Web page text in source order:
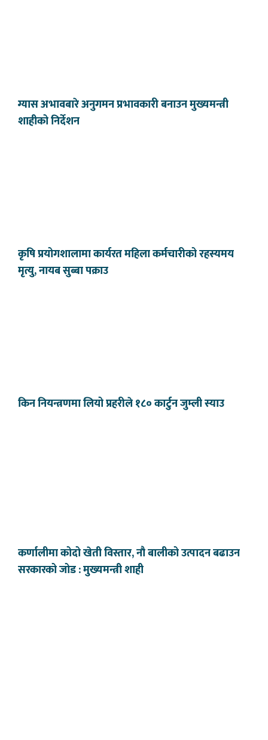
ग्यास अभावबारे अनुगमन प्रभावकारी बनाउन मुख्यमन्त्री
शाहीको निर्देशन
कृषि प्रयोगशालामा कार्यरत महिला कर्मचारीको रहस्यमय
मृत्यु, नायब सुब्बा पक्राउ
किन नियन्त्रणमा लियो प्रहरीले १८० कार्टुन जुम्ली स्याउ
कर्णालीमा कोदो खेती विस्तार, नौ बालीको उत्पादन बढाउन
सरकारको जोड : मुख्यमन्त्री शाही